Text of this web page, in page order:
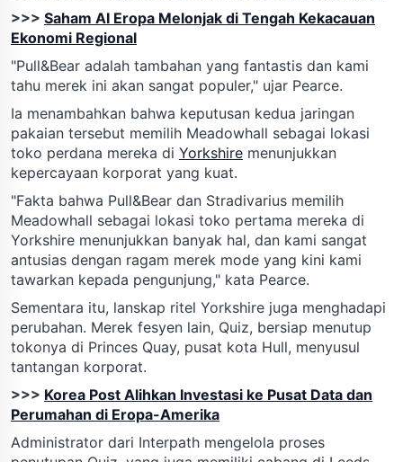
>>> Saham AI Eropa Melonjak di Tengah Kekacauan
Ekonomi Regional
"Pull&Bear adalah tambahan yang fantastis dan kami
tahu merek ini akan sangat populer," ujar Pearce.
Ia menambahkan bahwa keputusan kedua jaringan
pakaian tersebut memilih Meadowhall sebagai lokasi
toko perdana mereka di Yorkshire menunjukkan
kepercayaan korporat yang kuat.
"Fakta bahwa Pull&Bear dan Stradivarius memilih
Meadowhall sebagai lokasi toko pertama mereka di
Yorkshire menunjukkan banyak hal, dan kami sangat
antusias dengan ragam merek mode yang kini kami
tawarkan kepada pengunjung," kata Pearce.
Sementara itu, lanskap ritel Yorkshire juga menghadapi
perubahan. Merek fesyen lain, Quiz, bersiap menutup
tokonya di Princes Quay, pusat kota Hull, menyusul
tantangan korporat.
>>> Korea Post Alihkan Investasi ke Pusat Data dan
Perumahan di Eropa-Amerika
Administrator dari Interpath mengelola proses